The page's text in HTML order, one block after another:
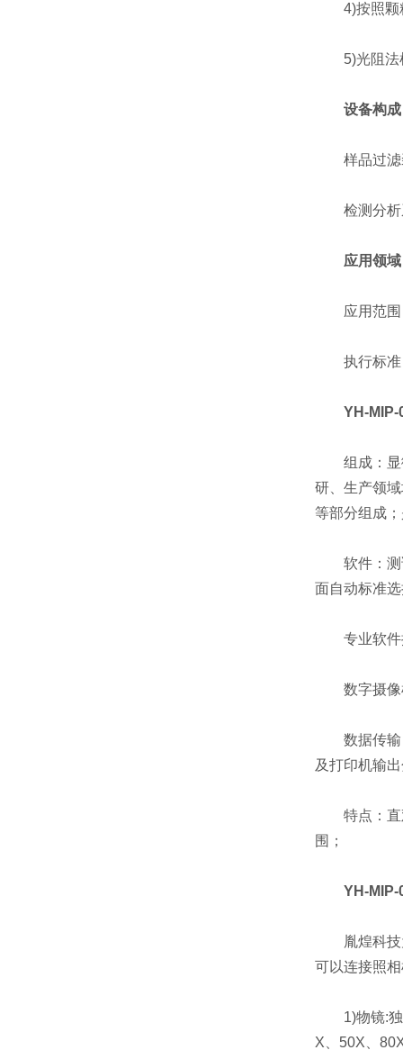
4)按照颗
5)光阻法检
设备构成
样品过滤
检测分析系
应用领域
应用范围：
执行标准：
YH-MIP-
组成：显微
研、生产领
等部分组成
软件：测试
面自动标准
专业软件控
数字摄像机
数据传输：
及打印机输
特点：直观
围；
YH-MIP-
胤煌科技为
可以连接照
1)物镜:独
X、50X、